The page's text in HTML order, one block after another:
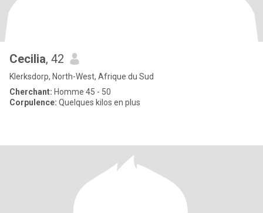
Cecilia, 42
Klerksdorp, North-West, Afrique du Sud
Cherchant: Homme 45 - 50
Corpulence: Quelques kilos en plus